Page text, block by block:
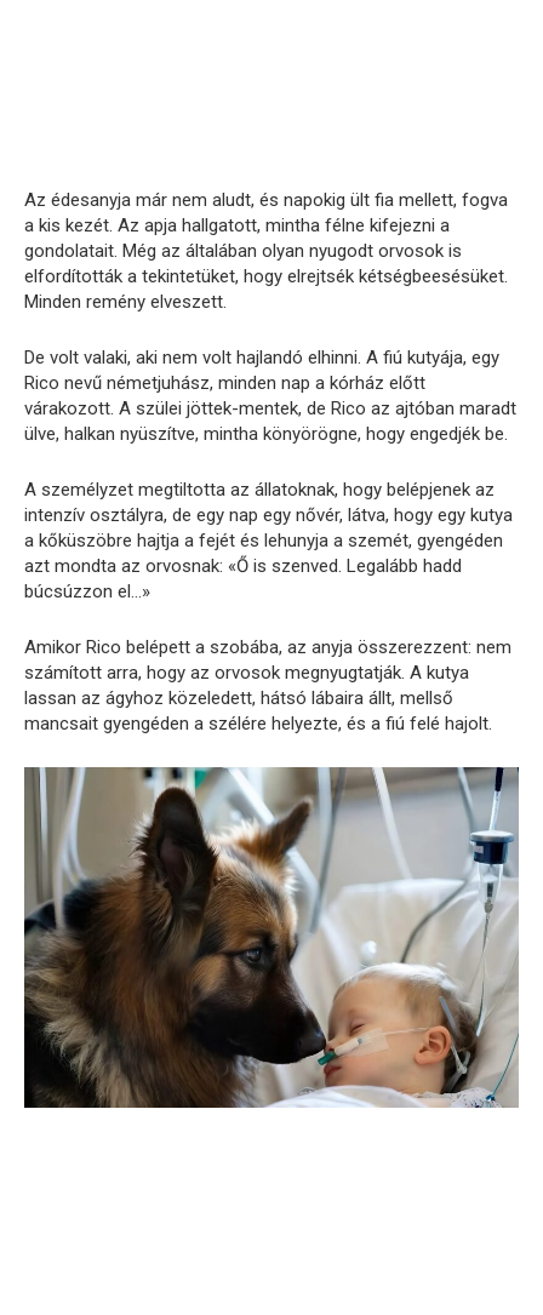
Az édesanyja már nem aludt, és napokig ült fia mellett, fogva
a kis kezét. Az apja hallgatott, mintha félne kifejezni a
gondolatait. Még az általában olyan nyugodt orvosok is
elfordították a tekintetüket, hogy elrejtsék kétségbeesésüket.
Minden remény elveszett.
De volt valaki, aki nem volt hajlandó elhinni. A fiú kutyája, egy
Rico nevű németjuhász, minden nap a kórház előtt
várakozott. A szülei jöttek-mentek, de Rico az ajtóban maradt
ülve, halkan nyüszítve, mintha könyörögne, hogy engedjék be.
A személyzet megtiltotta az állatoknak, hogy belépjenek az
intenzív osztályra, de egy nap egy nővér, látva, hogy egy kutya
a kőküszöbre hajtja a fejét és lehunyja a szemét, gyengéden
azt mondta az orvosnak: «Ő is szenved. Legalább hadd
búcsúzzon el…»
Amikor Rico belépett a szobába, az anyja összerezzent: nem
számított arra, hogy az orvosok megnyugtatják. A kutya
lassan az ágyhoz közeledett, hátsó lábaira állt, mellső
mancsait gyengéden a szélére helyezte, és a fiú felé hajolt.